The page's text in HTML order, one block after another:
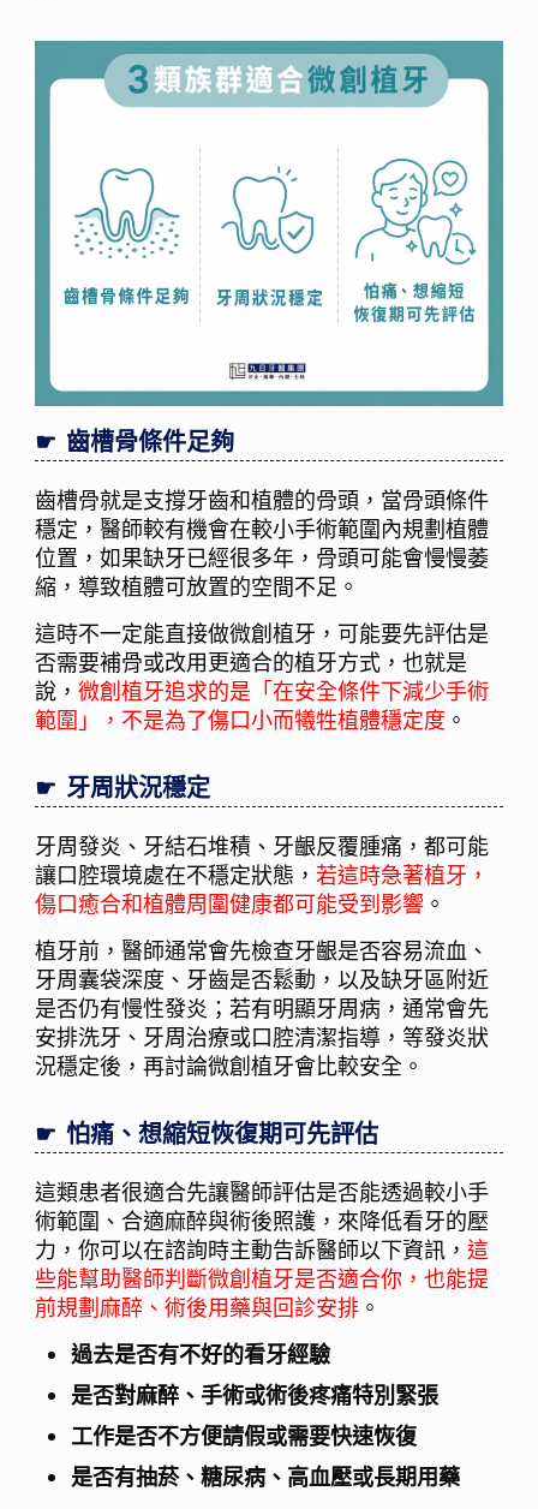
齒槽骨條件足夠
齒槽骨就是支撐牙齒和植體的骨頭，當骨頭條件
穩定，醫師較有機會在較小手術範圍內規劃植體
位置，如果缺牙已經很多年，骨頭可能會慢慢萎
縮，導致植體可放置的空間不足。
這時不一定能直接做微創植牙，可能要先評估是
否需要補骨或改用更適合的植牙方式，也就是
說，微創植牙追求的是「在安全條件下減少手術
範圍」，不是為了傷口小而犧牲植體穩定度 。
牙周狀況穩定
牙周發炎、牙結石堆積、牙齦反覆腫痛，都可能
讓口腔環境處在不穩定狀態，若這時急著植牙，
傷口癒合和植體周圍健康都可能受到影響 。
植牙前，醫師通常會先檢查牙齦是否容易流血、
牙周囊袋深度、牙齒是否鬆動，以及缺牙區附近
是否仍有慢性發炎；若有明顯牙周病，通常會先
安排洗牙、牙周治療或口腔清潔指導，等發炎狀
況穩定後，再討論微創植牙會比較安全。
怕痛、想縮短恢復期可先評估
這類患者很適合先讓醫師評估是否能透過較小手
術範圍、合適麻醉與術後照護，來降低看牙的壓
力，你可以在諮詢時主動告訴醫師以下資訊，這
些能幫助醫師判斷微創植牙是否適合你，也能提
前規劃麻醉、術後用藥與回診安排 。
過去是否有不好的看牙經驗
是否對麻醉、手術或術後疼痛特別緊張
工作是否不方便請假或需要快速恢復
是否有抽菸、糖尿病、高血壓或長期用藥